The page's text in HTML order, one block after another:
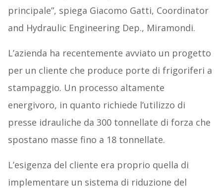
principale”, spiega Giacomo Gatti, Coordinator
and Hydraulic Engineering Dep., Miramondi.
L’azienda ha recentemente avviato un progetto
per un cliente che produce porte di frigoriferi a
stampaggio. Un processo altamente
energivoro, in quanto richiede l’utilizzo di
presse idrauliche da 300 tonnellate di forza che
spostano masse fino a 18 tonnellate.
L’esigenza del cliente era proprio quella di
implementare un sistema di riduzione del